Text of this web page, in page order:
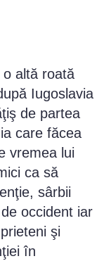
o altă roată
Iugoslavia
de partea
care făcea
vremea lui
ca să
sârbii
occident iar
şi
în